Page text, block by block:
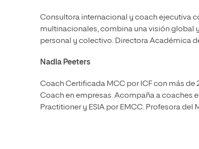
Consultora internacional y coach ejecutiva
multinacionales, combina una visión global
personal y colectivo. Directora Académica
Nadia Peeters
Coach Certificada MCC por ICF con más
Coach en empresas. Acompaña a coaches
Practitioner y ESIA por EMCC. Profesora del